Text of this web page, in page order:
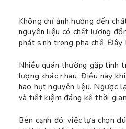
Không chỉ ảnh hưởng đến
nguyên liệu có chất lượng
phát sinh trong pha chế.
Nhiều quán thường gặp tình
lượng khác nhau. Điều này
hao hụt nguyên liệu. Ngược
và tiết kiệm đáng kể thời
Bên cạnh đó, việc lựa chọn